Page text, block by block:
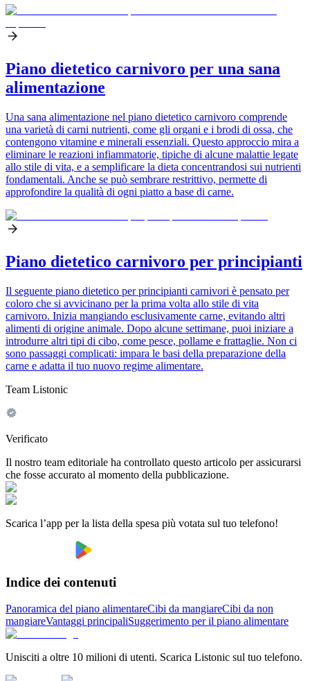
Piano dietetico carnivoro per una sana
alimentazione
Una sana alimentazione nel piano dietetico carnivoro comprende
una varietà di carni nutrienti, come gli organi e i brodi di ossa, che
contengono vitamine e minerali essenziali. Questo approccio mira a
eliminare le reazioni infiammatorie, tipiche di alcune malattie legate
allo stile di vita, e a semplificare la dieta concentrandosi sui nutrienti
fondamentali. Anche se può sembrare restrittivo, permette di
approfondire la qualità di ogni piatto a base di carne.
Piano dietetico carnivoro per principianti
Il seguente piano dietetico per principianti carnivori è pensato per
coloro che si avvicinano per la prima volta allo stile di vita
carnivoro. Inizia mangiando esclusivamente carne, evitando altri
alimenti di origine animale. Dopo alcune settimane, puoi iniziare a
introdurre altri tipi di cibo, come pesce, pollame e frattaglie. Non ci
sono passaggi complicati: impara le basi della preparazione della
carne e adatta il tuo nuovo regime alimentare.
Team Listonic
Verificato
Il nostro team editoriale ha controllato questo articolo per assicurarsi
che fosse accurato al momento della pubblicazione.
Scarica l’app per la lista della spesa più votata sul tuo telefono!
Indice dei contenuti
Panoramica del piano alimentareCibi da mangiareCibi da non
mangiareVantaggi principaliSuggerimento per il piano alimentare
Unisciti a oltre 10 milioni di utenti. Scarica Listonic sul tuo telefono.